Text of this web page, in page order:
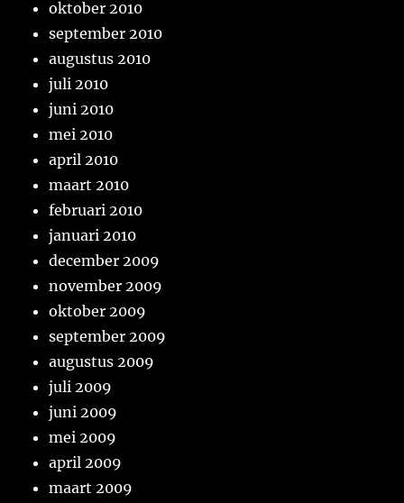
oktober 2010
september 2010
augustus 2010
juli 2010
juni 2010
mei 2010
april 2010
maart 2010
februari 2010
januari 2010
december 2009
november 2009
oktober 2009
september 2009
augustus 2009
juli 2009
juni 2009
mei 2009
april 2009
maart 2009